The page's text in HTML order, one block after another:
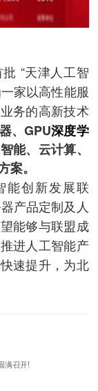
“天津人工智
家以高性能服
务的高新技术
、 GPU深度学
能、云计算、
案。
能创新发展联
产品定制及人
能够与联盟成
进人工智能产
速提升，为北
满召开!